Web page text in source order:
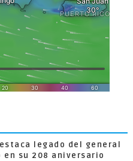
legado del general
en su 208 aniversario